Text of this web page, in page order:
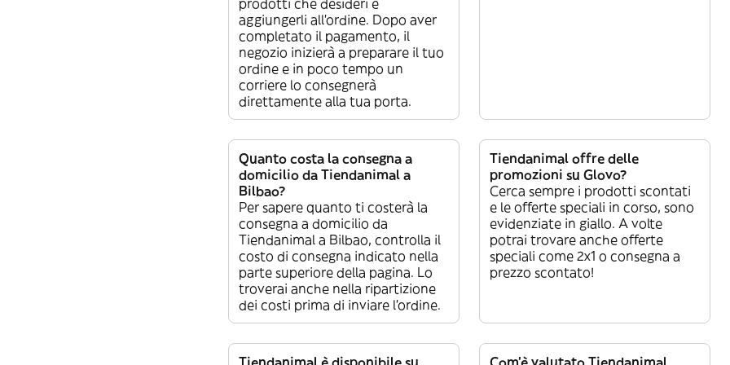
aggiungerli all’ordine. Dopo aver
completato il pagamento, il
negozio inizierà a preparare il tuo
ordine e in poco tempo un
corriere lo consegnerà
direttamente alla tua porta.
Quanto costa la consegna a
domicilio da Tiendanimal a
Bilbao?
Per sapere quanto ti costerà la
consegna a domicilio da
Tiendanimal a Bilbao, controlla il
costo di consegna indicato nella
parte superiore della pagina. Lo
troverai anche nella ripartizione
dei costi prima di inviare l’ordine.
Tiendanimal offre delle
promozioni su Glovo?
Cerca sempre i prodotti scontati
e le offerte speciali in corso, sono
evidenziate in giallo. A volte
potrai trovare anche offerte
speciali come 2x1 o consegna a
prezzo scontato!
Tiendanimal è disponibile su Com’è valutato Tiendanimal